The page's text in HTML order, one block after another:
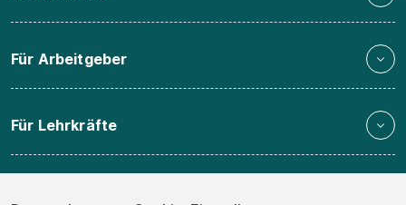
Für Arbeitgeber
Für Lehrkräfte